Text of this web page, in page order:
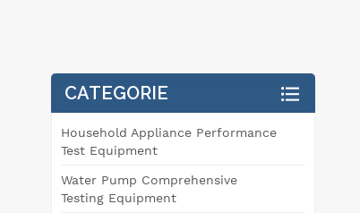
CATEGORIE
Household Appliance Performance
Test Equipment
Water Pump Comprehensive
Testing Equipment